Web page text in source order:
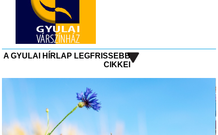
A GYULAI HÍRLAP LEGFRISSEBB
CIKKEI